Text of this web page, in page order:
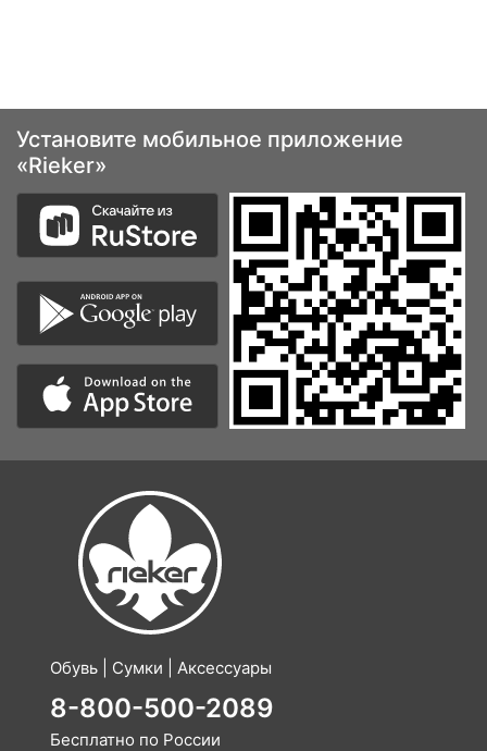
Установите мобильное приложение
«Rieker»
Обувь | Сумки | Аксессуары
8-800-500-2089
Бесплатно по России